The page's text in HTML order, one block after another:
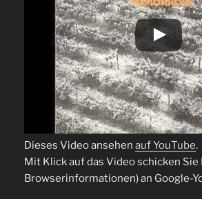
Dieses Video ansehen auf YouTube.
Mit Klick auf das Video schicken Sie
Browserinformationen) an Google-